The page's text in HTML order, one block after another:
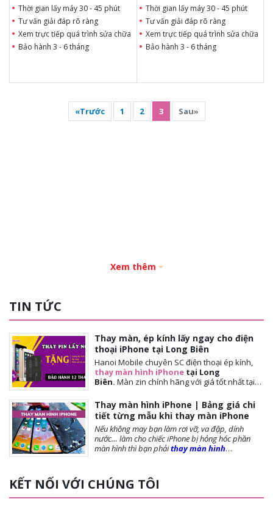
Thời gian lấy máy 30 - 45 phút
Tư vấn giải đáp rõ ràng
Xem trực tiếp quá trình sửa chữa
Bảo hành 3 - 6 tháng
Thời gian lấy máy 30 - 45 phút
Tư vấn giải đáp rõ ràng
Xem trực tiếp quá trình sửa chữa
Bảo hành 3 - 6 tháng
«Trước 1 2 3 Sau»
Xem thêm
TIN TỨC
Thay màn, ép kính lấy ngay cho điện
thoại iPhone tại Long Biên
Hanoi Mobile chuyên SC điện thoại ép kính,
thay màn hình iPhone tại Long
Biên. Màn zin chính hãng với giá tốt nhất tại
15 phút. Chế độ bảo hành tốt nhất tới khách
hàng. Tặng cường lực full màn, tặng ốp lưng,
miễn phí vệ sinh máy.
Thay màn hình iPhone | Bảng giá chi
tiết từng mẫu khi thay màn iPhone
Nếu không may bạn làm rơi vỡ, va đập, dính
nước… làm cho chiếc iPhone bị hỏng hóc phần
màn hình thì bạn phảithay màn hình
đây,Hanoi Mobile
lưu ý trước khi thay màn, các loại màn phổ biến và
giá thay màn hình là bao nhiêu?, mời bạn tham
KẾT NỐI VỚI CHÚNG TÔI